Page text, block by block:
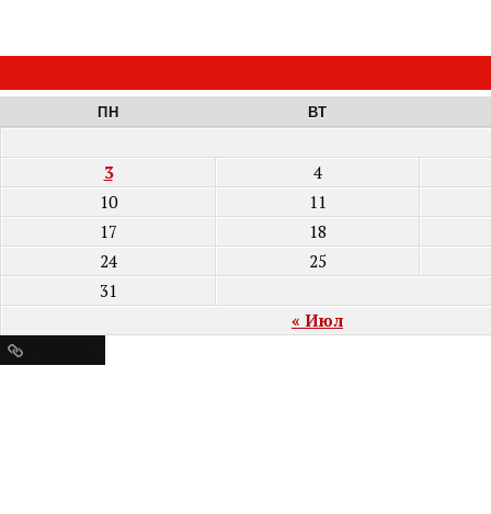
ПН ВТ
« Июл
3
4
10
11
17
18
24
25
31